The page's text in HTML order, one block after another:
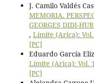
J. Camilo Valdés
MEMORIA.
GEORGES DIDI-
, Límite (Arica):
[PC]
Eduardo García
Límite (Arica): Vol.
[PC]